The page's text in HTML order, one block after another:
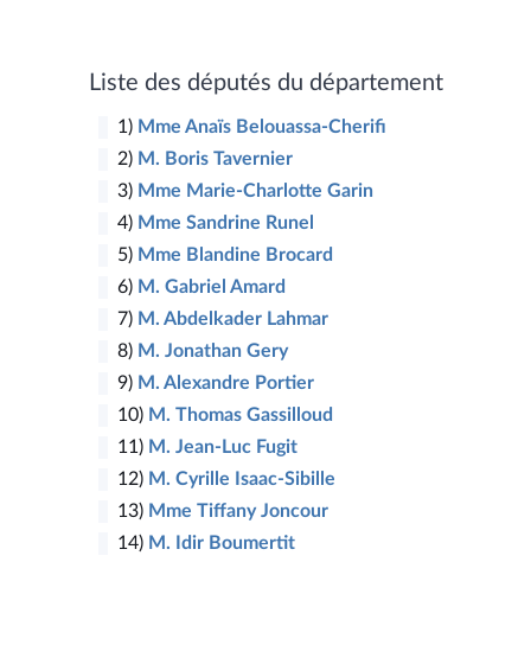
8
9
Liste des députés du département
1) Mme Anaïs Belouassa-Cherifi
2) M. Boris Tavernier
3) Mme Marie-Charlotte Garin
4) Mme Sandrine Runel
5) Mme Blandine Brocard
6) M. Gabriel Amard
7) M. Abdelkader Lahmar
8) M. Jonathan Gery
9) M. Alexandre Portier
10) M. Thomas Gassilloud
11) M. Jean-Luc Fugit
12) M. Cyrille Isaac-Sibille
13) Mme Tiffany Joncour
14) M. Idir Boumertit